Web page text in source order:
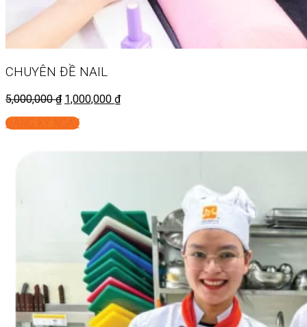
CHUYÊN ĐỀ NAIL
5,000,000₫ 1,000,000 ₫
ĐĂNG KÝ NGAY